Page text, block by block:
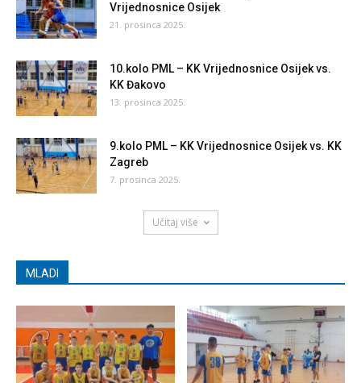
Vrijednosnice Osijek
21. prosinca 2025.
10.kolo PML – KK Vrijednosnice Osijek vs.
KK Đakovo
13. prosinca 2025.
9.kolo PML – KK Vrijednosnice Osijek vs. KK
Zagreb
7. prosinca 2025.
Učitaj više
MLADI